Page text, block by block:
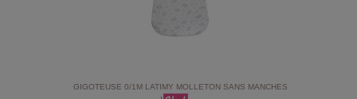
GIGOTEUSE 0/1M LATIMY MOLLETON SANS MANCHES